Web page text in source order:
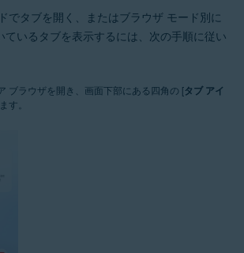
でタブを開く、またはブラウザ モード別に
ているタブを表示するには、次の手順に従い
ブラウザを開き、画面下部にある四角の [タブ アイ
す。